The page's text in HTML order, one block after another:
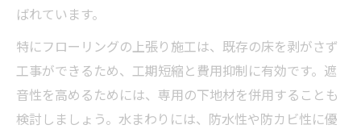
ばれています。
特にフローリングの上張り施工は、既存の床を剥がさず
工事ができるため、工期短縮と費用抑制に有効です。遮
音性を高めるためには、専用の下地材を併用することも
検討しましょう。水まわりには、防水性や防カビ性に優